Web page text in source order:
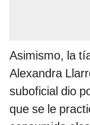
Asimismo, la
Alexandra
suboficial dio
que se le